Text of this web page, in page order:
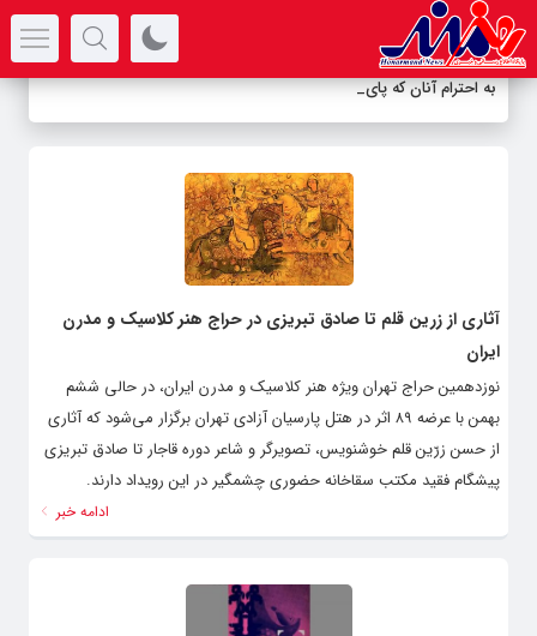
به احترام آنان که پای ر_
آثاری از زرین قلم تا صادق تبریزی در حراج هنر کلاسیک و مدرن
ایران
نوزدهمین حراج تهران ویژه هنر کلاسیک و مدرن ایران، در حالی ششم
بهمن با عرضه ۸۹ اثر در هتل پارسیان آزادی تهران برگزار می‌شود که آثاری
از حسن زرّین قلم خوشنویس، تصویرگر و شاعر دوره قاجار تا صادق تبریزی
پیشگام فقید مکتب سقاخانه حضوری چشمگیر در این رویداد دارند.
ادامه خبر